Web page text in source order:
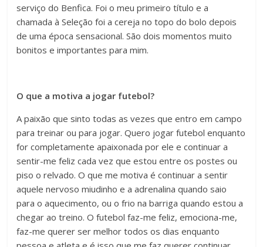
serviço do Benfica. Foi o meu primeiro título e a
chamada à Seleção foi a cereja no topo do bolo depois
de uma época sensacional. São dois momentos muito
bonitos e importantes para mim.
O que a motiva a jogar futebol?
A paixão que sinto todas as vezes que entro em campo
para treinar ou para jogar. Quero jogar futebol enquanto
for completamente apaixonada por ele e continuar a
sentir-me feliz cada vez que estou entre os postes ou
piso o relvado. O que me motiva é continuar a sentir
aquele nervoso miudinho e a adrenalina quando saio
para o aquecimento, ou o frio na barriga quando estou a
chegar ao treino. O futebol faz-me feliz, emociona-me,
faz-me querer ser melhor todos os dias enquanto